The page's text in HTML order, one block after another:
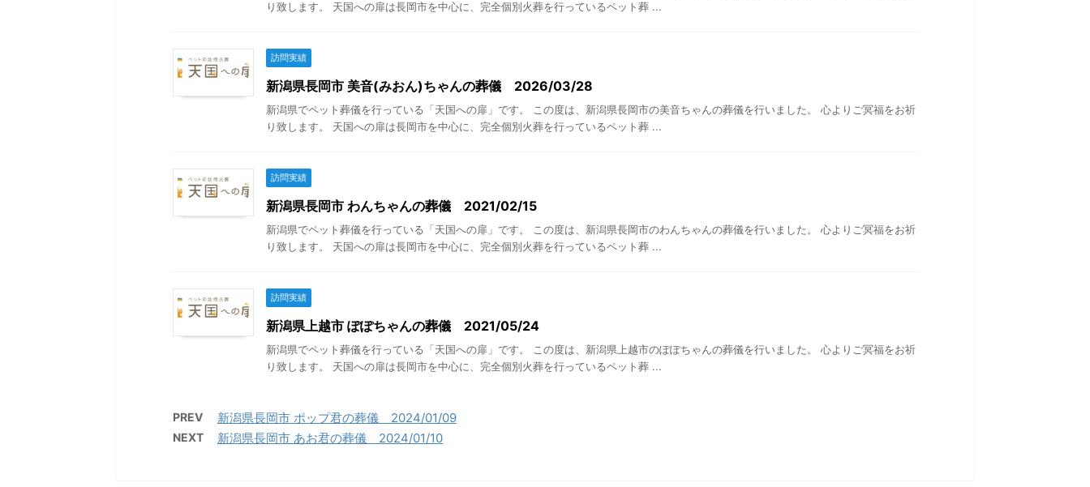
り致します。 天国への扉は長岡市を中心に、完全個別火葬を行っているペット葬 ...
訪問実績
新潟県長岡市 美音(みおん)ちゃんの葬儀 2026/03/28
新潟県でペット葬儀を行っている「天国への扉」です。 この度は、新潟県長岡市の美音ちゃんの葬儀を行いました。 心よりご冥福をお祈
り致します。 天国への扉は長岡市を中心に、完全個別火葬を行っているペット葬 ...
訪問実績
新潟県長岡市 わんちゃんの葬儀 2021/02/15
新潟県でペット葬儀を行っている「天国への扉」です。 この度は、新潟県長岡市のわんちゃんの葬儀を行いました。 心よりご冥福をお祈
り致します。 天国への扉は長岡市を中心に、完全個別火葬を行っているペット葬 ...
訪問実績
新潟県上越市 ぽぽちゃんの葬儀 2021/05/24
新潟県でペット葬儀を行っている「天国への扉」です。 この度は、新潟県上越市のぽぽちゃんの葬儀を行いました。 心よりご冥福をお祈
り致します。 天国への扉は長岡市を中心に、完全個別火葬を行っているペット葬 ...
PREV 新潟県長岡市 ポップ君の葬儀 2024/01/09
NEXT 新潟県長岡市 あお君の葬儀 2024/01/10